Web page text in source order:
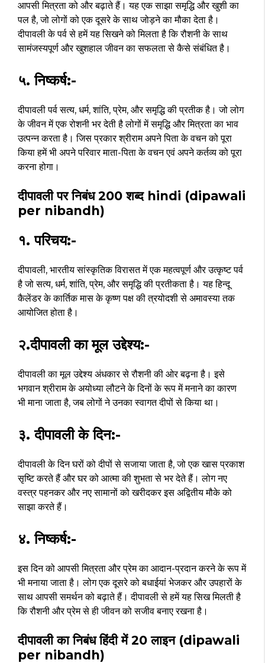
आपसी मित्रता को और बढ़ाते हैं। यह एक साझा समृद्धि और खुशी का
पल है, जो लोगों को एक दूसरे के साथ जोड़ने का मौका देता है।
दीपावली के पर्व से हमें यह सिखने को मिलता है कि रौशनी के साथ
सामंजस्यपूर्ण और खुशहाल जीवन का सफलता से कैसे संबंधित है।
५. निष्कर्ष:-
दीपावली पर्व सत्य, धर्म, शांति, प्रेम, और समृद्धि की प्रतीक है। जो लोग
के जीवन में एक रोशनी भर देती है लोगों में समृद्धि और मित्रता का भाव
उत्पन्न करता है। जिस प्रकार श्रीराम अपने पिता के वचन को पूरा
किया हमें भी अपने परिवार माता-पिता के वचन एवं अपने कर्तव्य को पूरा
करना होगा।
दीपावली पर निबंध 200 शब्द hindi (dipawali
per nibandh)
१. परिचय:-
दीपावली, भारतीय सांस्कृतिक विरासत में एक महत्वपूर्ण और उत्कृष्ट पर्व
है जो सत्य, धर्म, शांति, प्रेम, और समृद्धि की प्रतीकता है। यह हिन्दू
कैलेंडर के कार्तिक मास के कृष्ण पक्ष की त्रयोदशी से अमावस्या तक
आयोजित होता है।
२.दीपावली का मूल उद्देश्य:-
दीपावली का मूल उद्देश्य अंधकार से रौशनी की ओर बढ़ना है। इसे
भगवान श्रीराम के अयोध्या लौटने के दिनों के रूप में मनाने का कारण
भी माना जाता है, जब लोगों ने उनका स्वागत दीपों से किया था।
३. दीपावली के दिन:-
दीपावली के दिन घरों को दीपों से सजाया जाता है, जो एक खास प्रकाश
सृष्टि करते हैं और घर को आत्मा की शुभता से भर देते हैं। लोग नए
वस्त्र पहनकर और नए सामानों को खरीदकर इस अद्वितीय मौके को
साझा करते हैं।
४. निष्कर्ष:-
इस दिन को आपसी मित्रता और प्रेम का आदान-प्रदान करने के रूप में
भी मनाया जाता है। लोग एक दूसरे को बधाईयां भेजकर और उपहारों के
साथ आपसी समर्थन को बढ़ाते हैं। दीपावली से हमें यह सिख मिलती है
कि रौशनी और प्रेम से ही जीवन को सजीव बनाए रखना है।
दीपावली का निबंध हिंदी में 20 लाइन (dipawali
per nibandh)